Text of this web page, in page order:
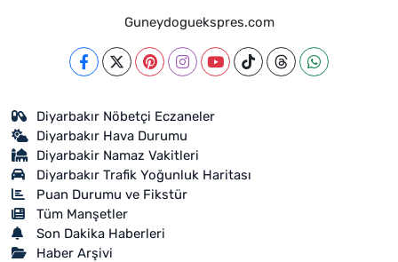
Guneydoguekspres.com
Diyarbakır Nöbetçi Eczaneler
Diyarbakır Hava Durumu
Diyarbakir Namaz Vakitleri
Diyarbakır Trafik Yoğunluk Haritası
Puan Durumu ve Fikstür
Tüm Manşetler
Son Dakika Haberleri
Haber Arşivi